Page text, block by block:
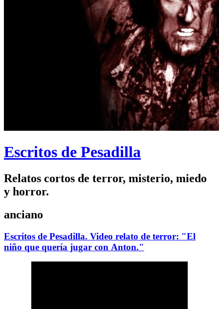
Escritos de Pesadilla
Relatos cortos de terror, misterio, miedo
y horror.
anciano
Escritos de Pesadilla. Video relato de terror: "El
niño que quería jugar con Anton."